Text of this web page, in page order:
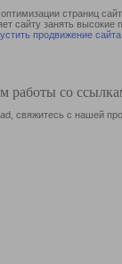
страниц
сайту занять
продвижение сайта
работы со
свяжитесь с нашей